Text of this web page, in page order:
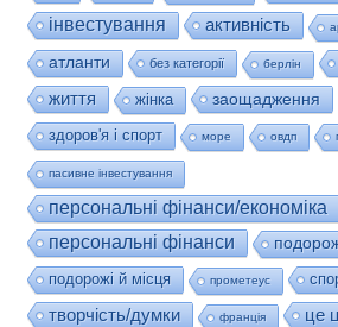
інвестування активність
атланти без категорії берлін
життя жінка заощадження
здоров'я і спорт море овдп
пасивне інвестування
персональні фінанси/економіка
персональні фінанси
подорожі й місця
прометеус
творчість/думки
франція це